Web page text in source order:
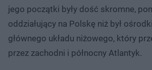
jego początki były dość skromne,
oddziałujący na Polskę niż był
głównego układu niżowego, który
przez zachodni i północny Atlantyk.